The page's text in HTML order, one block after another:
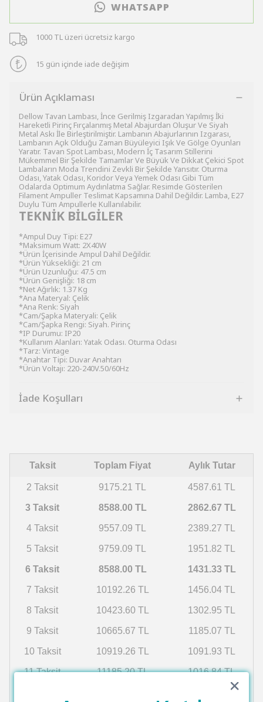
WHATSAPP
1000 TL üzeri ücretsiz kargo
15 gün içinde iade değişim
Ürün Açıklaması
Dellow Tavan Lambası, İnce Gerilmiş Izgaradan Yapılmış İki
Hareketli Pirinç Fırçalanmış Metal Abajurdan Oluşur Ve Siyah
Metal Askı İle Birleştirilmiştir. Lambanın Abajurlarının Izgarası,
Lambanın Açık Olduğu Zaman Büyüleyici Işık Ve Gölge Oyunları
Yaratır. Tavan Spot Lambası, Modern İç Tasarım Stillerini
Mükemmel Bir Şekilde Tamamlar Ve Büyük Ve Dikkat Çekici Spot
Lambaların Moda Trendini Zevkli Bir Şekilde Yansıtır. Oturma
Odası, Yatak Odası, Koridor Veya Yemek Odası Gibi Tüm
Odalarda Optimum Aydınlatma Sağlar. Resimde Gösterilen
Filament Ampuller Teslimat Kapsamına Dahil Değildir. Lamba, E27
Duylu Tüm Ampullerle Kullanılabilir.
TEKNİK BİLGİLER
*Ampul Duy Tipi: E27
*Maksimum Watt: 2X40W
*Ürün İçerisinde Ampul Dahil Değildir.
*Ürün Yüksekliği: 21 cm
*Ürün Uzunluğu: 47.5 cm
*Ürün Genişliği: 18 cm
*Net Ağırlık: 1.37 Kg
*Ana Materyal: Çelik
*Ana Renk: Siyah
*Cam/Şapka Materyali: Çelik
*Cam/Şapka Rengi: Siyah. Pirinç
*IP Durumu: IP20
*Kullanım Alanları: Yatak Odası. Oturma Odası
*Tarz: Vintage
*Anahtar Tipi: Duvar Anahtarı
*Ürün Voltajı: 220-240V.50/60Hz
İade Koşulları
Taksit Toplam Fiyat Aylık Tutar
2 Taksit 9175.21 TL 4587.61 TL
3 Taksit 8588.00 TL 2862.67 TL
4 Taksit 9557.09 TL 2389.27 TL
5 Taksit 9759.09 TL 1951.82 TL
6 Taksit 8588.00 TL 1431.33 TL
7 Taksit 10192.26 TL 1456.04 TL
8 Taksit 10423.60 TL 1302.95 TL
9 Taksit 10665.67 TL 1185.07 TL
10 Taksit 10919.26 TL 1091.93 TL
11 Taksit 11185.20 TL 1016.84 TL
955.37 TL